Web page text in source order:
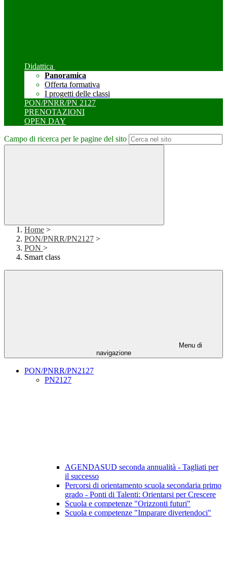
Didattica
Panoramica
Offerta formativa
I progetti delle classi
PON/PNRR/PN 2127
PRENOTAZIONI
OPEN DAY
Campo di ricerca per le pagine del sito
Home >
PON/PNRR/PN2127 >
PON >
Smart class
Menu di
navigazione
PON/PNRR/PN2127
PN2127
AGENDASUD seconda annualità - Tagliati per
il successo
Percorsi di orientamento scuola secondaria primo
grado - Ponti di Talenti: Orientarsi per Crescere
Scuola e competenze "Orizzonti futuri"
Scuola e competenze "Imparare divertendoci"